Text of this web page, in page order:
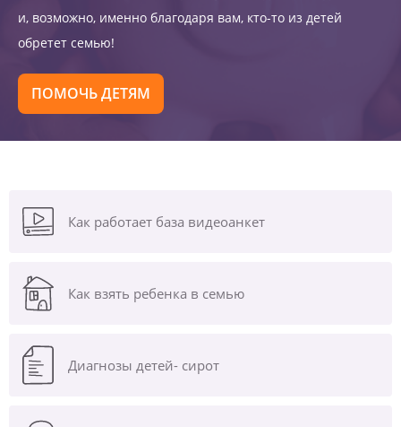
и, возможно, именно благодаря вам, кто-то из детей
обретет семью!
ПОМОЧЬ ДЕТЯМ
Как работает база видеоанкет
Как взять ребенка в семью
Диагнозы детей- сирот